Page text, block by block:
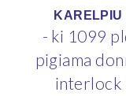
KARELPIU
- ki 1099
pigiama
interlock